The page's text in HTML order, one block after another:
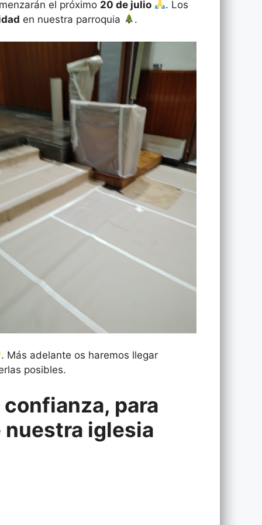
el próximo 20 de julio
. Los
en nuestra parroquia .
. Más adelante os haremos llegar
posibles.
para
iglesia